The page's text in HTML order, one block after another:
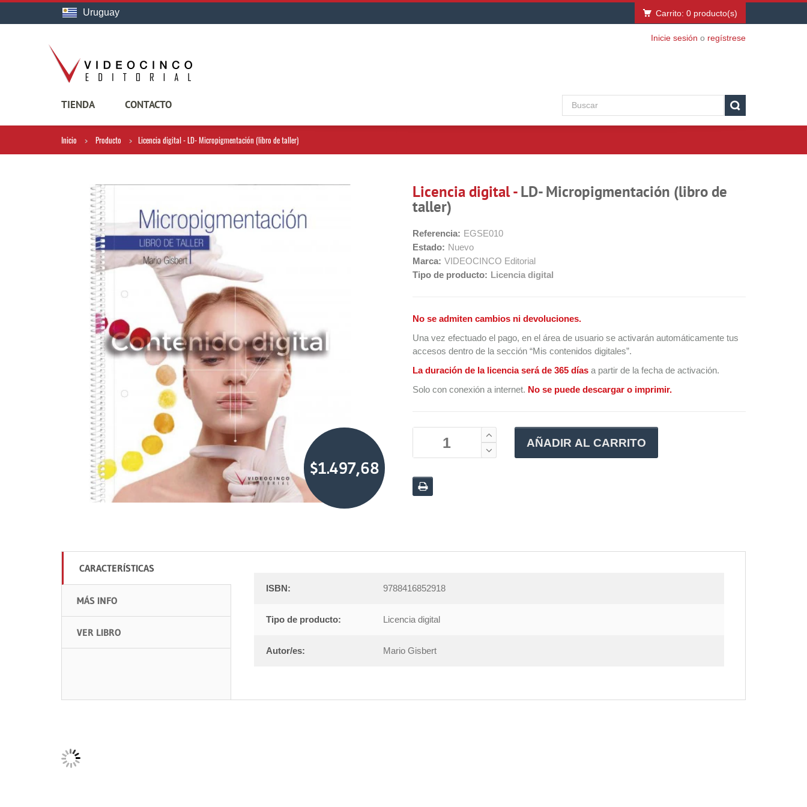
Uruguay Carrito: 0 producto(s)
Inicie sesión o regístrese
TIENDA CONTACTO
Inicio Producto Licencia digital - LD- Micropigmentación (libro de taller)
$1.497,68
Licencia digital -LD- Micropigmentación (libro de
taller)
Referencia: EGSE010
Estado: Nuevo
Marca: VIDEOCINCO Editorial
Tipo de producto: Licencia digital
No se admiten cambios ni devoluciones.
Una vez efectuado el pago, en el área de usuario se activarán automáticamente tus
accesos dentro de la sección “Mis contenidos digitales”.
La duración de la licencia será de 365 días a partir de la fecha de activación.
Solo con conexión a internet. No se puede descargar o imprimir.
AÑADIR AL CARRITO
CARACTERÍSTICAS
MÁS INFO
VER LIBRO
ISBN: 9788416852918
Tipo de producto: Licencia digital
Autor/es: Mario Gisbert